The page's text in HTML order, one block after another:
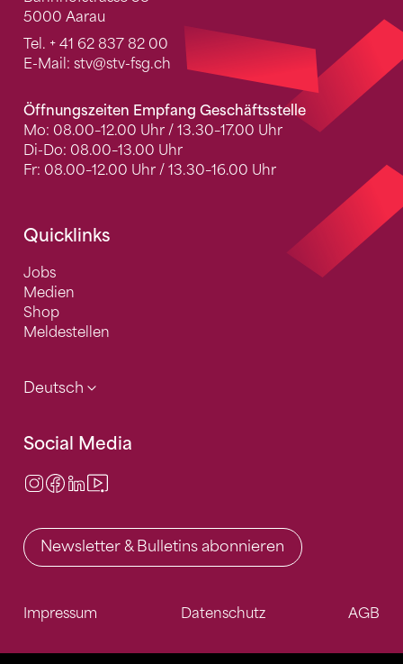
5000 Aarau
Tel. + 41 62 837 82 00
E-Mail: stv@stv-fsg.ch
Öffnungszeiten Empfang Geschäftsstelle
Mo: 08.00–12.00 Uhr / 13.30–17.00 Uhr
Di-Do: 08.00–13.00 Uhr
Fr: 08.00–12.00 Uhr / 13.30–16.00 Uhr
Quicklinks
Jobs
Medien
Shop
Meldestellen
Deutsch
Social Media
Instagram
Facebook
LinkedIn
Newsletter & Bulletins abonnieren
Impressum Datenschutz AGB